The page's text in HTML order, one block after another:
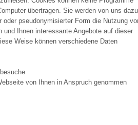
übertragen. Sie werden von uns dazu
pseudonymisierter Form die Nutzung
und Ihnen interessante Angebote auf dieser
Weise können verschiedene Daten
von Ihnen in Anspruch genommen